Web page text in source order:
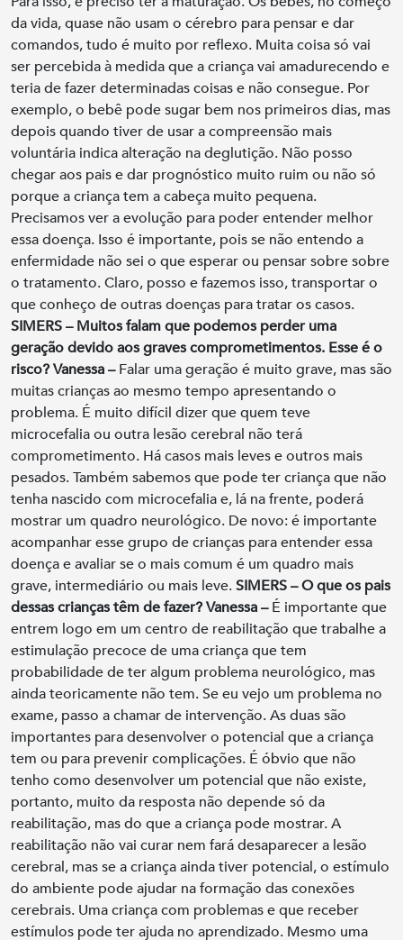
da vida, quase não usam o cérebro para pensar e dar
comandos, tudo é muito por reflexo. Muita coisa só vai
ser percebida à medida que a criança vai amadurecendo e
teria de fazer determinadas coisas e não consegue. Por
exemplo, o bebê pode sugar bem nos primeiros dias, mas
depois quando tiver de usar a compreensão mais
voluntária indica alteração na deglutição. Não posso
chegar aos pais e dar prognóstico muito ruim ou não só
porque a criança tem a cabeça muito pequena.
Precisamos ver a evolução para poder entender melhor
essa doença. Isso é importante, pois se não entendo a
enfermidade não sei o que esperar ou pensar sobre sobre
o tratamento. Claro, posso e fazemos isso, transportar o
que conheço de outras doenças para tratar os casos.
SIMERS – Muitos falam que podemos perder uma
geração devido aos graves comprometimentos. Esse é o
risco?Vanessa –Falar uma geração é muito grave, mas são
muitas crianças ao mesmo tempo apresentando o
problema. É muito difícil dizer que quem teve
microcefalia ou outra lesão cerebral não terá
comprometimento. Há casos mais leves e outros mais
pesados. Também sabemos que pode ter criança que não
tenha nascido com microcefalia e, lá na frente, poderá
mostrar um quadro neurológico. De novo: é importante
acompanhar esse grupo de crianças para entender essa
doença e avaliar se o mais comum é um quadro mais
grave, intermediário ou mais leve.SIMERS – O que os pais
dessas crianças têm de fazer?Vanessa –É importante que
entrem logo em um centro de reabilitação que trabalhe a
estimulação precoce de uma criança que tem
probabilidade de ter algum problema neurológico, mas
ainda teoricamente não tem. Se eu vejo um problema no
exame, passo a chamar de intervenção. As duas são
importantes para desenvolver o potencial que a criança
tem ou para prevenir complicações. É óbvio que não
tenho como desenvolver um potencial que não existe,
portanto, muito da resposta não depende só da
reabilitação, mas do que a criança pode mostrar. A
reabilitação não vai curar nem fará desaparecer a lesão
cerebral, mas se a criança ainda tiver potencial, o estímulo
do ambiente pode ajudar na formação das conexões
cerebrais. Uma criança com problemas e que receber
estímulos pode ter ajuda no aprendizado. Mesmo uma